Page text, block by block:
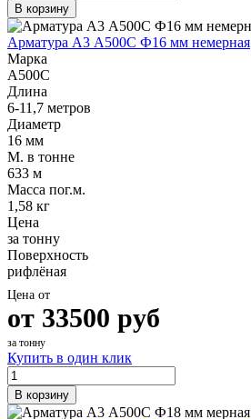
В корзину
Арматура А3 А500С Ф16 мм немерная
Марка
А500С
Длина
6-11,7 метров
Диаметр
16 мм
М. в тонне
633 м
Масса пог.м.
1,58 кг
Цена
за тонну
Поверхность
рифлёная
Цена от
от 33500 руб
за тонну
Купить в один клик
В корзину